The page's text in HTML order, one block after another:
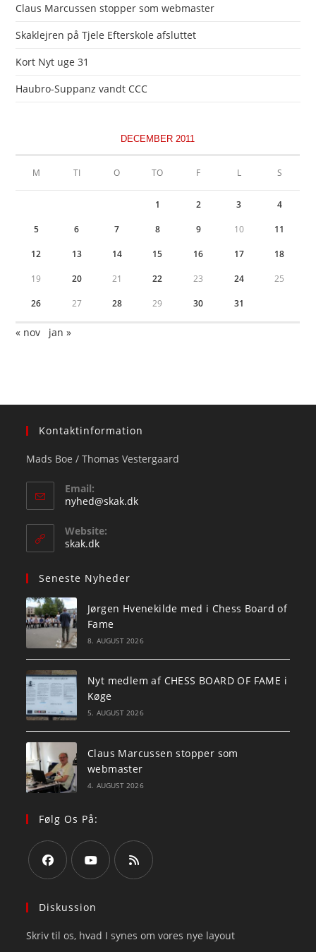
Claus Marcussen stopper som webmaster
Skaklejren på Tjele Efterskole afsluttet
Kort Nyt uge 31
Haubro-Suppanz vandt CCC
DECEMBER 2011
M TI O TO F L S
1 2 3 4
5 6 7 8 9 10 11
12 13 14 15 16 17 18
19 20 21 22 23 24 25
26 27 28 29 30 31
« nov jan »
Kontaktinformation
Mads Boe / Thomas Vestergaard
Email:
nyhed@skak.dkOpens
Website:
skak.dk
Seneste Nyheder
Jørgen Hvenekilde med i Chess Board of
Fame
8. AUGUST 2026
Nyt medlem af CHESS BOARD OF FAME i
Køge
5. AUGUST 2026
Claus Marcussen stopper som
webmaster
4. AUGUST 2026
Følg Os På:
in
new
in
new
new
Diskussion
Skriv til os, hvad I synes om vores nye layout